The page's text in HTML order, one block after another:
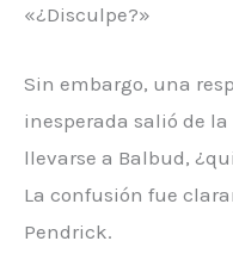
«¿Disculpe?»
Sin embargo, una
inesperada salió de la
llevarse a Balbud,
La confusión fue
Pendrick.